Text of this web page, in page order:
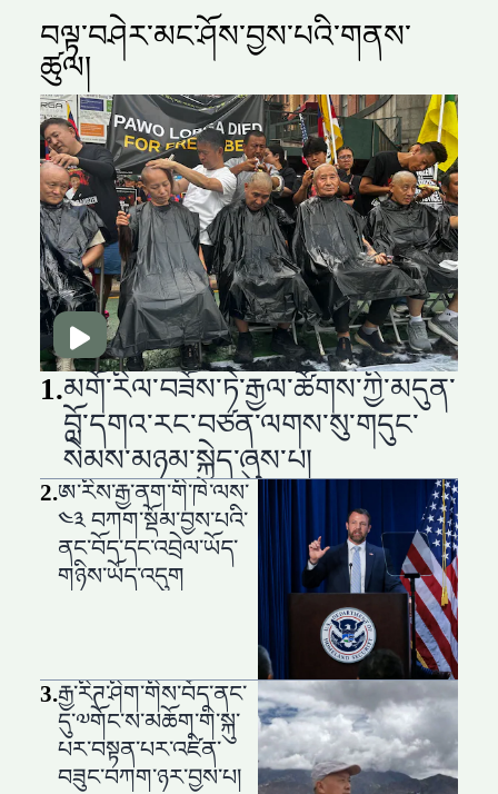
བལྟ་བཤེར་མང་ཤོས་བྱས་པའི་གནས་
ཚུལ།
1.མགོ་རིལ་བཟོས་ཏེ་རྒྱལ་ཚོགས་ཀྱི་མདུན་
བློ་དགའ་རང་བཙན་ལགས་སུ་གདུང་
སེམས་མཉམ་སྐྱེད་ཞུས་པ།
2.ཨ་རིས་རྒྱ་ནག་གི་ཁེ་ལས་
༤༣ བཀག་སྡོམ་བྱས་པའི་
ནང་བོད་དང་འབྲེལ་ཡོད་
གཉིས་ཡོད་འདུག
3.རྒྱ་རིཊ་ཤིག་གིས་བོད་ནང་
དུ་༧གོང་ས་མཆོག་གི་སྐུ་
པར་བསྟན་པར་འཛིན་
བཟུང་བཀག་ཉར་བྱས་པ།